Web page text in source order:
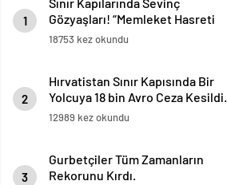
1
Gözyaşları! “Memleket Hasreti
Bambaşka!
18753 kez okundu
2
Hırvatistan Sınır Kapısında Bir
Yolcuya 18 bin Avro Ceza Kesildi.
12989 kez okundu
3
Gurbetçiler Tüm Zamanların
Rekorunu Kırdı.